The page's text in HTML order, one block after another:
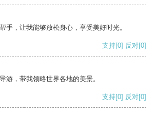
手，让我能够放松身心，享受美好时光。
支持[0] 反对[0]
游，带我领略世界各地的美景。
支持[0] 反对[0]